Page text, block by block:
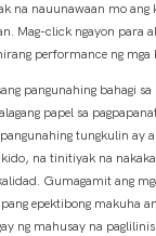
na nauunawaan mo ang
Mag-click ngayon para
performance ng mga
pangunahing bahagi
papel sa
tungkulin ay
na tinitiyak na
Gumagamit ang
epektibong makuha
ng mahusay na paglilinis.